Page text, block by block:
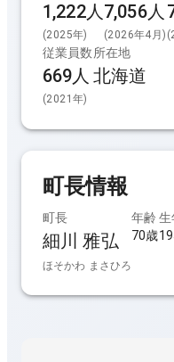
1,222人
(2025年)
7,056人
(2026年4月) (
従業員数
669人
(2021年)
所在地
北海道
町長情報
町長
細川 雅弘
ほそかわ まさひろ
年齢
70歳
生